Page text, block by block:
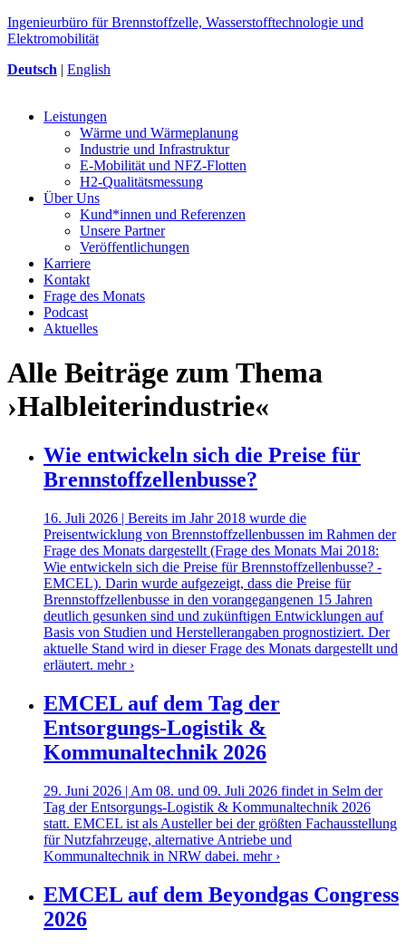
Ingenieurbüro für Brennstoffzelle, Wasserstofftechnologie und
Elektromobilität
Deutsch | English
Leistungen
Wärme und Wärmeplanung
Industrie und Infrastruktur
E-Mobilität und NFZ-Flotten
H2-Qualitätsmessung
Über Uns
Kund*innen und Referenzen
Unsere Partner
Veröffentlichungen
Karriere
Kontakt
Frage des Monats
Podcast
Aktuelles
Alle Beiträge zum Thema
›Halbleiterindustrie«
Wie entwickeln sich die Preise für
Brennstoffzellenbusse?
16. Juli 2026 | Bereits im Jahr 2018 wurde die
Preisentwicklung von Brennstoffzellenbussen im Rahmen der
Frage des Monats dargestellt (Frage des Monats Mai 2018:
Wie entwickeln sich die Preise für Brennstoffzellenbusse? -
EMCEL). Darin wurde aufgezeigt, dass die Preise für
Brennstoffzellenbusse in den vorangegangenen 15 Jahren
deutlich gesunken sind und zukünftigen Entwicklungen auf
Basis von Studien und Herstellerangaben prognostiziert. Der
aktuelle Stand wird in dieser Frage des Monats dargestellt und
erläutert. mehr ›
EMCEL auf dem Tag der
Entsorgungs-Logistik &
Kommunaltechnik 2026
29. Juni 2026 | Am 08. und 09. Juli 2026 findet in Selm der
Tag der Entsorgungs-Logistik & Kommunaltechnik 2026
statt. EMCEL ist als Austeller bei der größten Fachausstellung
für Nutzfahrzeuge, alternative Antriebe und
Kommunaltechnik in NRW dabei. mehr ›
EMCEL auf dem Beyondgas Congress
2026